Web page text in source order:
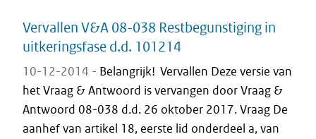
Vervallen V&A 08-038 Restbegunstiging in
uitkeringsfase d.d. 101214
10-12-2014 - Belangrijk! Vervallen Deze versie van
het Vraag & Antwoord is vervangen door Vraag &
Antwoord 08-038 d.d. 26 oktober 2017. Vraag De
aanhef van artikel 18, eerste lid onderdeel a, van